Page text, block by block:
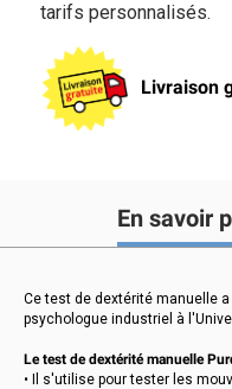
tarifs personnalisés.
Livraison
En savoir
Ce test de dextérité manuelle
psychologue industriel à
Le test de dextérité manuelle
• Il s'utilise pour tester les